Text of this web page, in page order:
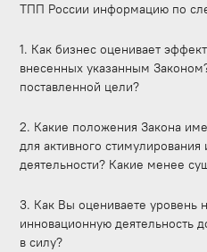
ТПП России информацию по
1. Как бизнес оценивает
внесенных указанным
поставленной цели?
2. Какие положения Закона
для активного
деятельности? Какие менее
3. Как Вы оцениваете уровень
инновационную деятельность
в силу?